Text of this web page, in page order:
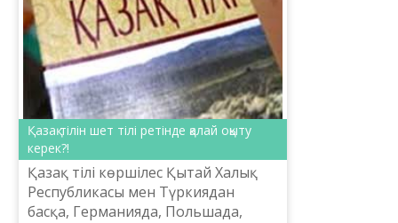
Қазақ тілін шет тілі ретінде қалай оқыту
керек?!
Қазақ тілі көршілес Қытай Халық
Республикасы мен Түркиядан
басқа, Германияда, Польшада,